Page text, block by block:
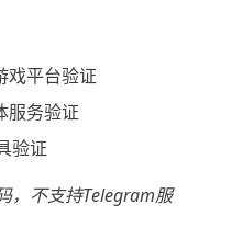
戏平台验证
服务验证
验证
，不支持Telegram服